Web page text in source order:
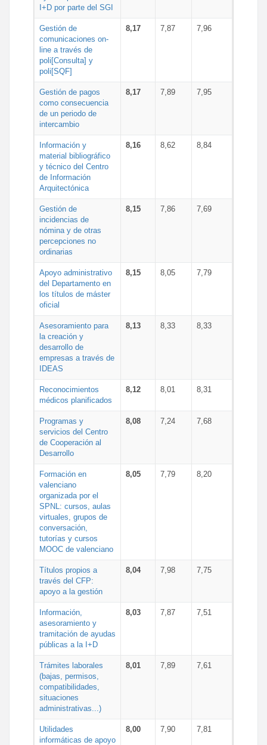
I+D por parte del SGI
Gestión de
comunicaciones on-
line a través de
poli[Consulta] y
poli[SQF]
8,17 7,87 7,96
Gestión de pagos
como consecuencia
de un periodo de
intercambio
8,17 7,89 7,95
Información y
material bibliográfico
y técnico del Centro
de Información
Arquitectónica
8,16 8,62 8,84
Gestión de
incidencias de
nómina y de otras
percepciones no
ordinarias
8,15 7,86 7,69
Apoyo administrativo
del Departamento en
los títulos de máster
oficial
8,15 8,05 7,79
Asesoramiento para
la creación y
desarrollo de
empresas a través de
IDEAS
8,13 8,33 8,33
Reconocimientos
médicos planificados
8,12 8,01 8,31
Programas y
servicios del Centro
de Cooperación al
Desarrollo
8,08 7,24 7,68
Formación en
valenciano
organizada por el
SPNL: cursos, aulas
virtuales, grupos de
conversación,
tutorías y cursos
MOOC de valenciano
8,05 7,79 8,20
Títulos propios a
través del CFP:
apoyo a la gestión
8,04 7,98 7,75
Información,
asesoramiento y
tramitación de ayudas
públicas a la I+D
8,03 7,87 7,51
Trámites laborales
(bajas, permisos,
compatibilidades,
situaciones
administrativas...)
8,01 7,89 7,61
Utilidades
informáticas de apoyo
8,00 7,90 7,81